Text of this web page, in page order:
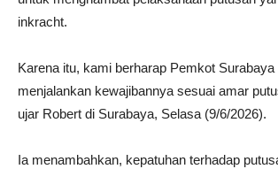
inkracht.
Karena itu, kami berharap Pemkot Surabaya
menjalankan kewajibannya sesuai amar
ujar Robert di Surabaya, Selasa (9/6/2026).
Ia menambahkan, kepatuhan terhadap